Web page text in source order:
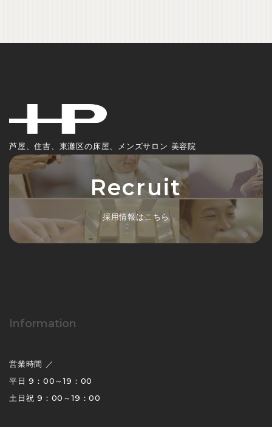
芦屋、住吉、東灘区の床屋、メンズサロン 美容院
Recruit
採用情報はこちら
Information
営業時間 ／
平日 9：00～19：00
土日祝 9：00～19：00